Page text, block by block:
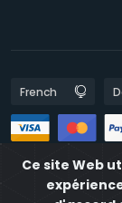
Les politiques de
Politiques en
Ce site Web